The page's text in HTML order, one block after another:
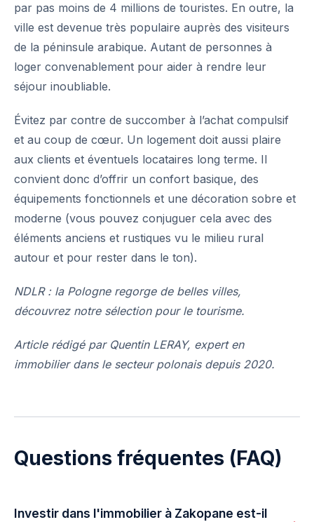
par pas moins de 4 millions de touristes. En outre, la
ville est devenue très populaire auprès des visiteurs
de la péninsule arabique. Autant de personnes à
loger convenablement pour aider à rendre leur
séjour inoubliable.
Évitez par contre de succomber à l’achat compulsif
et au coup de cœur. Un logement doit aussi plaire
aux clients et éventuels locataires long terme. Il
convient donc d’offrir un confort basique, des
équipements fonctionnels et une décoration sobre et
moderne (vous pouvez conjuguer cela avec des
éléments anciens et rustiques vu le milieu rural
autour et pour rester dans le ton).
NDLR : la Pologne regorge de belles villes,
découvrez notre sélection pour le tourisme.
Article rédigé par Quentin LERAY, expert en
immobilier dans le secteur polonais depuis 2020.
Questions fréquentes (FAQ)
Investir dans l'immobilier à Zakopane est-il